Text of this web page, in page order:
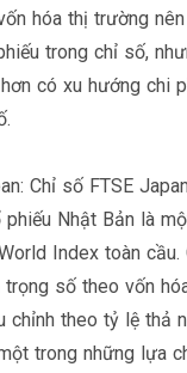
hóa thị trường
trong chỉ số,
có xu hướng chi
Chỉ số FTSE
Nhật Bản là
Index toàn cầu.
số theo vốn
chỉnh theo tỷ lệ thả
trong những lựa